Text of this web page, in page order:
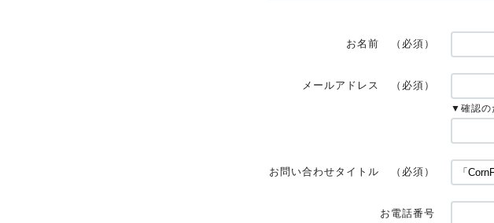
お名前 （必須）
メールアドレス （必須）
▼確認の
お問い合わせタイトル （必須）
お電話番号